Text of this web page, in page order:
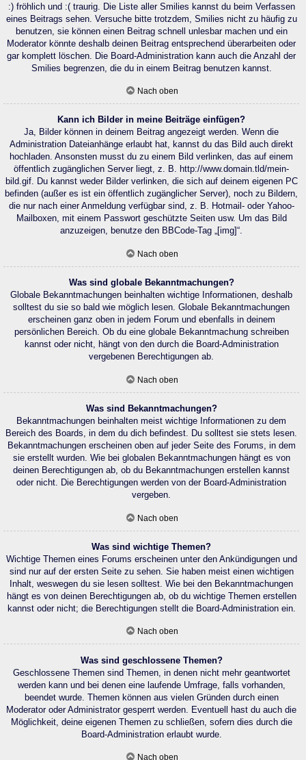
:) fröhlich und :( traurig. Die Liste aller Smilies kannst du beim Verfassen
eines Beitrags sehen. Versuche bitte trotzdem, Smilies nicht zu häufig zu
benutzen, sie können einen Beitrag schnell unlesbar machen und ein
Moderator könnte deshalb deinen Beitrag entsprechend überarbeiten oder
gar komplett löschen. Die Board-Administration kann auch die Anzahl der
Smilies begrenzen, die du in einem Beitrag benutzen kannst.
Nach oben
Kann ich Bilder in meine Beiträge einfügen?
Ja, Bilder können in deinem Beitrag angezeigt werden. Wenn die
Administration Dateianhänge erlaubt hat, kannst du das Bild auch direkt
hochladen. Ansonsten musst du zu einem Bild verlinken, das auf einem
öffentlich zugänglichen Server liegt, z. B. http://www.domain.tld/mein-
bild.gif. Du kannst weder Bilder verlinken, die sich auf deinem eigenen PC
befinden (außer es ist ein öffentlich zugänglicher Server), noch zu Bildern,
die nur nach einer Anmeldung verfügbar sind, z. B. Hotmail- oder Yahoo-
Mailboxen, mit einem Passwort geschützte Seiten usw. Um das Bild
anzuzeigen, benutze den BBCode-Tag „[img]“.
Nach oben
Was sind globale Bekanntmachungen?
Globale Bekanntmachungen beinhalten wichtige Informationen, deshalb
solltest du sie so bald wie möglich lesen. Globale Bekanntmachungen
erscheinen ganz oben in jedem Forum und ebenfalls in deinem
persönlichen Bereich. Ob du eine globale Bekanntmachung schreiben
kannst oder nicht, hängt von den durch die Board-Administration
vergebenen Berechtigungen ab.
Nach oben
Was sind Bekanntmachungen?
Bekanntmachungen beinhalten meist wichtige Informationen zu dem
Bereich des Boards, in dem du dich befindest. Du solltest sie stets lesen.
Bekanntmachungen erscheinen oben auf jeder Seite des Forums, in dem
sie erstellt wurden. Wie bei globalen Bekanntmachungen hängt es von
deinen Berechtigungen ab, ob du Bekanntmachungen erstellen kannst
oder nicht. Die Berechtigungen werden von der Board-Administration
vergeben.
Nach oben
Was sind wichtige Themen?
Wichtige Themen eines Forums erscheinen unter den Ankündigungen und
sind nur auf der ersten Seite zu sehen. Sie haben meist einen wichtigen
Inhalt, weswegen du sie lesen solltest. Wie bei den Bekanntmachungen
hängt es von deinen Berechtigungen ab, ob du wichtige Themen erstellen
kannst oder nicht; die Berechtigungen stellt die Board-Administration ein.
Nach oben
Was sind geschlossene Themen?
Geschlossene Themen sind Themen, in denen nicht mehr geantwortet
werden kann und bei denen eine laufende Umfrage, falls vorhanden,
beendet wurde. Themen können aus vielen Gründen durch einen
Moderator oder Administrator gesperrt werden. Eventuell hast du auch die
Möglichkeit, deine eigenen Themen zu schließen, sofern dies durch die
Board-Administration erlaubt wurde.
Nach oben